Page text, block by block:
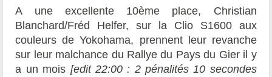
A une excellente 10ème place, Christian
Blanchard/Fréd Helfer, sur la Clio S1600 aux
couleurs de Yokohama, prennent leur revanche
sur leur malchance du Rallye du Pays du Gier il y
a un mois [edit 22:00 : 2 pénalités 10 secondes